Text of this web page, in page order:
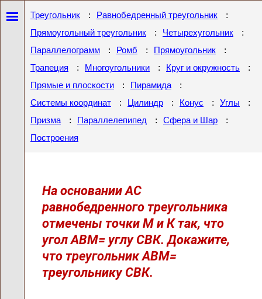
Треугольник : Равнобедренный треугольник :
Прямоугольный треугольник : Четырехугольник :
Параллелограмм : Ромб : Прямоугольник :
Трапеция : Многоугольники : Круг и окружность :
Прямые и плоскости : Пирамида :
Системы координат : Цилиндр : Конус : Углы :
Призма : Параллелепипед : Сфера и Шар :
Построения
На основании АС
равнобедренного треугольника
отмечены точки М и К так, что
угол АВМ= углу СВК. Докажите,
что треугольник АВМ=
треугольнику СВК.